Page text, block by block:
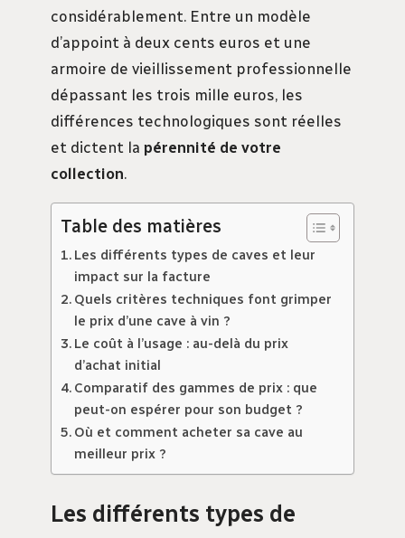
considérablement. Entre un modèle
d’appoint à deux cents euros et une
armoire de vieillissement professionnelle
dépassant les trois mille euros, les
différences technologiques sont réelles
et dictent la pérennité de votre
collection.
Table des matières
Les différents types de caves et leur
impact sur la facture
Quels critères techniques font grimper
le prix d’une cave à vin ?
Le coût à l’usage : au-delà du prix
d’achat initial
Comparatif des gammes de prix : que
peut-on espérer pour son budget ?
Où et comment acheter sa cave au
meilleur prix ?
Les différents types de